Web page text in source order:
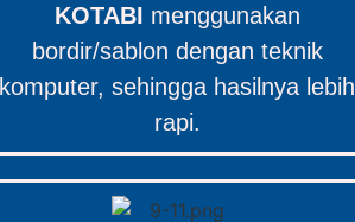
KOTABI menggunakan
bordir/sablon dengan teknik
komputer, sehingga hasilnya lebih
rapi.